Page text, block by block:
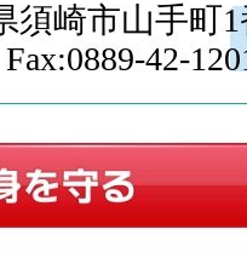
須崎市山手町
Fax:0889-42-